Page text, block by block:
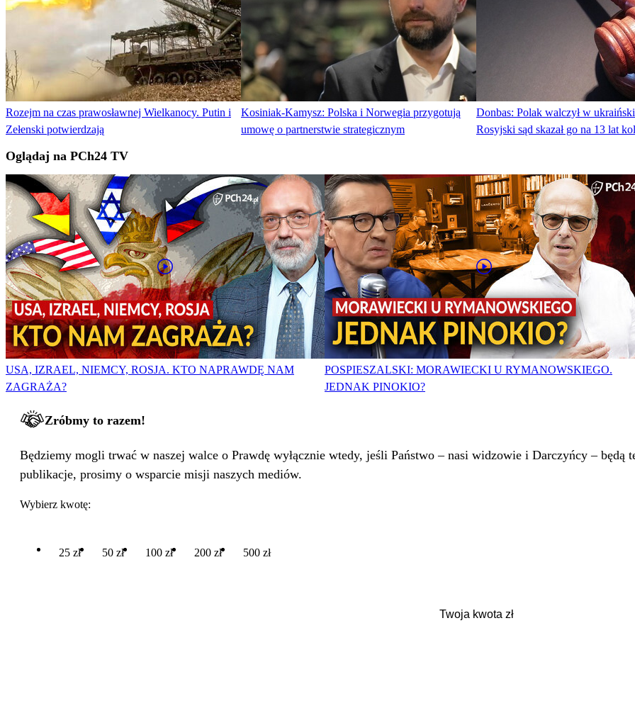
Rozejm na czas prawosławnej Wielkanocy. Putin i
Zełenski potwierdzają
Kosiniak-Kamysz: Polska i Norwegia przygotują
umowę o partnerstwie strategicznym
Donbas: Polak walczył w
Rosyjski sąd skazał go na 13 lat
Oglądaj na PCh24 TV
USA, IZRAEL, NIEMCY, ROSJA. KTO NAPRAWDĘ NAM
ZAGRAŻA?
POSPIESZALSKI: MORAWIECKI U RYMANOWSKIEGO.
JEDNAK PINOKIO?
Zróbmy to razem!
Będziemy mogli trwać w naszej walce o Prawdę wyłącznie wtedy, jeśli Państwo – nasi widzowie i Darczyńcy – będą
publikacje, prosimy o wsparcie misji naszych mediów.
Wybierz kwotę:
25 zł 50 zł 100 zł 200 zł 500 zł